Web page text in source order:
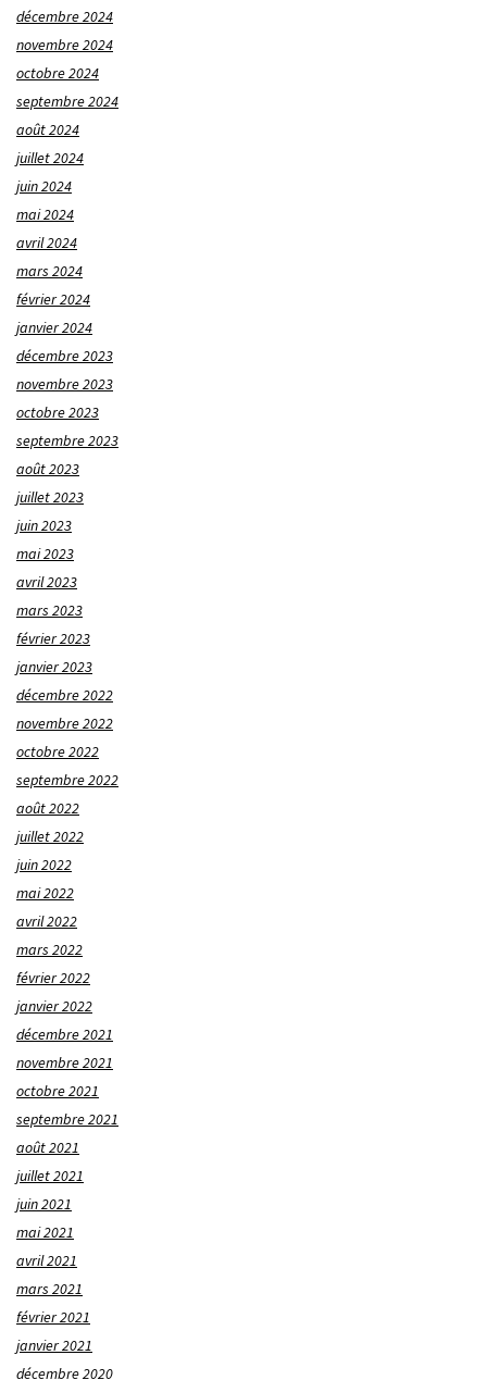
décembre 2024
novembre 2024
octobre 2024
septembre 2024
août 2024
juillet 2024
juin 2024
mai 2024
avril 2024
mars 2024
février 2024
janvier 2024
décembre 2023
novembre 2023
octobre 2023
septembre 2023
août 2023
juillet 2023
juin 2023
mai 2023
avril 2023
mars 2023
février 2023
janvier 2023
décembre 2022
novembre 2022
octobre 2022
septembre 2022
août 2022
juillet 2022
juin 2022
mai 2022
avril 2022
mars 2022
février 2022
janvier 2022
décembre 2021
novembre 2021
octobre 2021
septembre 2021
août 2021
juillet 2021
juin 2021
mai 2021
avril 2021
mars 2021
février 2021
janvier 2021
décembre 2020